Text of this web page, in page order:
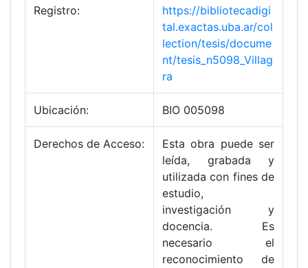
Registro:
https://bibliotecadigi
tal.exactas.uba.ar/col
lection/tesis/docume
nt/tesis_n5098_Villag
ra
Ubicación: BIO 005098
Derechos de Acceso:
Esta obra puede ser
leída, grabada y
utilizada con fines de
estudio,
investigación y
docencia. Es
necesario el
reconocimiento de